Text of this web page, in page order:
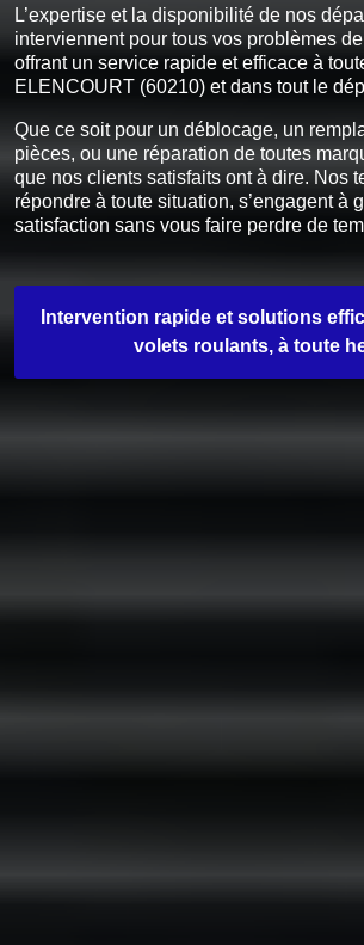
L’expertise et la disponibilité de nos
interviennent pour tous vos problèmes
offrant un service rapide et efficace à
ELENCOURT (60210) et dans tout le
Que ce soit pour un déblocage, un
pièces, ou une réparation de toutes
que nos clients satisfaits ont à dire. Nos
répondre à toute situation, s’engagent à
satisfaction sans vous faire perdre de
Intervention rapide et solutions
volets roulants, à toute